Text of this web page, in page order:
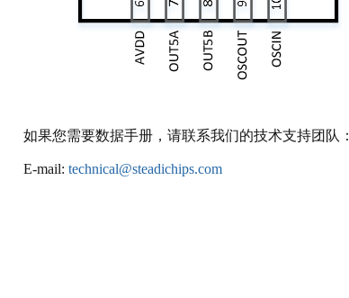
如果您需要数据手册，请联系我们的技术支持团队：
E-mail: technical@steadichips.com